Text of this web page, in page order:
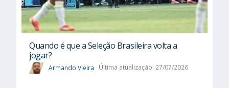
Quando é que a Seleção Brasileira volta a
jogar?
Armando Vieira Última atualização: 27/07/2026